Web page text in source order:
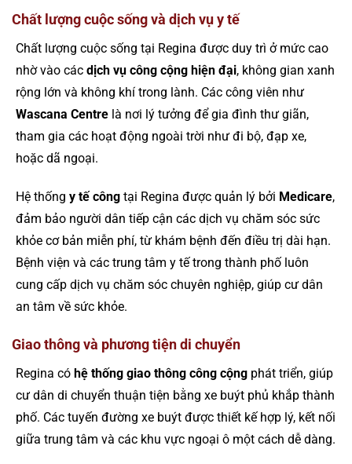
Chất lượng cuộc sống và dịch vụ y tế
Chất lượng cuộc sống tại Regina được duy trì ở mức cao
nhờ vào các dịch vụ công cộng hiện đại, không gian xanh
rộng lớn và không khí trong lành. Các công viên như
Wascana Centre là nơi lý tưởng để gia đình thư giãn,
tham gia các hoạt động ngoài trời như đi bộ, đạp xe,
hoặc dã ngoại.
Hệ thống y tế công tại Regina được quản lý bởi Medicare,
đảm bảo người dân tiếp cận các dịch vụ chăm sóc sức
khỏe cơ bản miễn phí, từ khám bệnh đến điều trị dài hạn.
Bệnh viện và các trung tâm y tế trong thành phố luôn
cung cấp dịch vụ chăm sóc chuyên nghiệp, giúp cư dân
an tâm về sức khỏe.
Giao thông và phương tiện di chuyển
Regina có hệ thống giao thông công cộng phát triển, giúp
cư dân di chuyển thuận tiện bằng xe buýt phủ khắp thành
phố. Các tuyến đường xe buýt được thiết kế hợp lý, kết nối
giữa trung tâm và các khu vực ngoại ô một cách dễ dàng.